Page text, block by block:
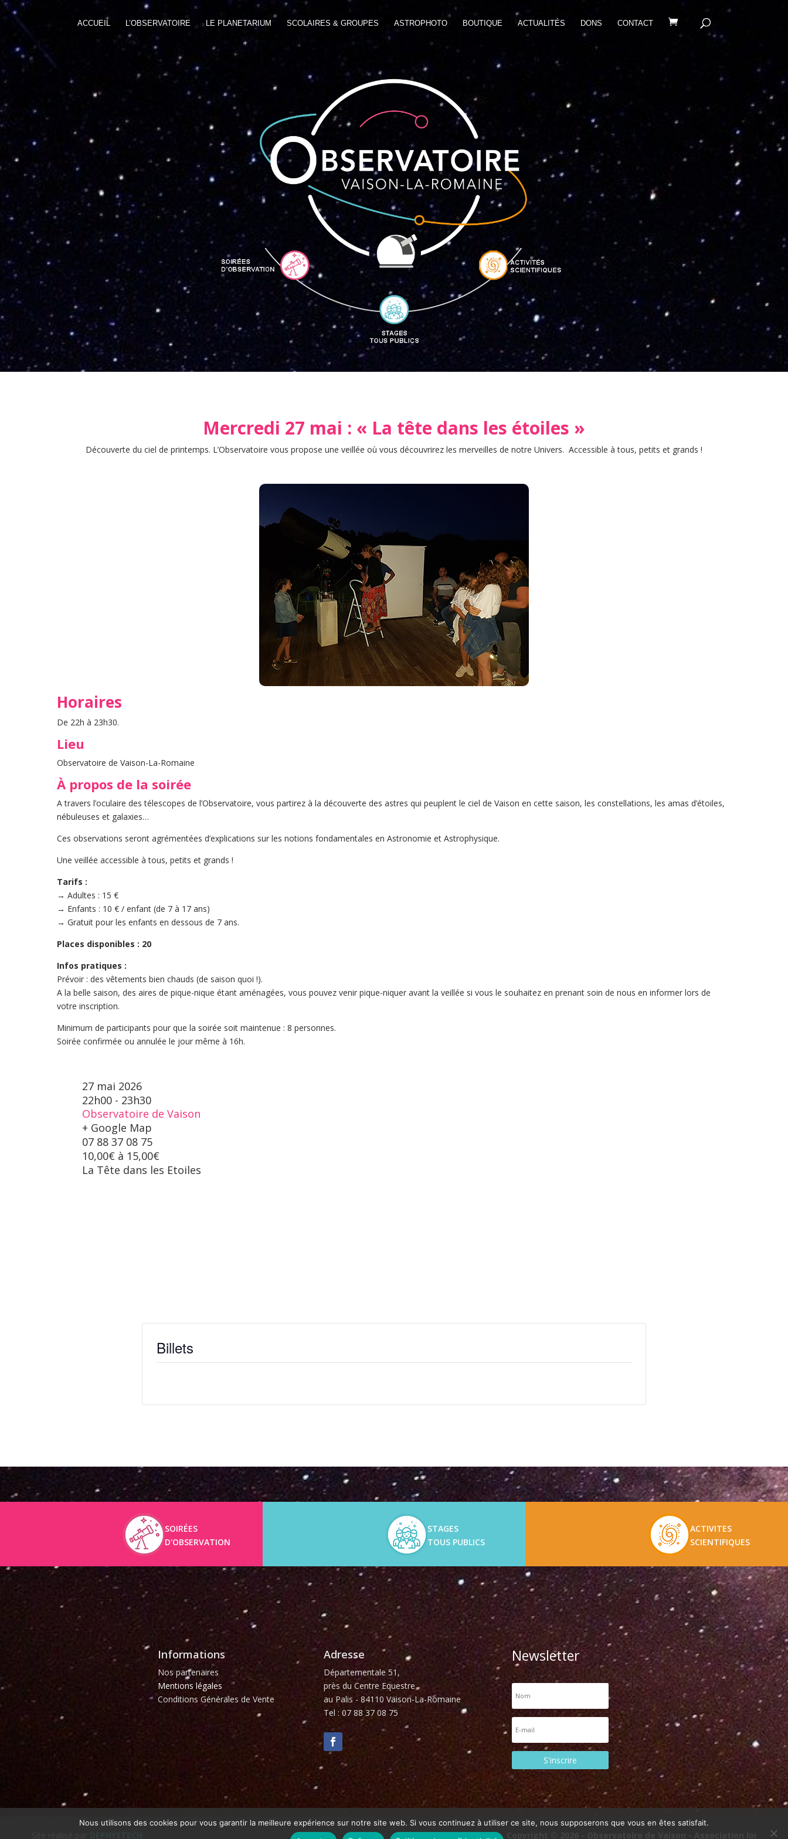
ACCUEIL L’OBSERVATOIRE LE PLANETARIUM SCOLAIRES & GROUPES ASTROPHOTO BOUTIQUE ACTUALITÉS DONS CONTACT
Mercredi 27 mai : « La tête dans les étoiles »
Découverte du ciel de printemps. L’Observatoire vous propose une veillée où vous découvrirez les merveilles de notre Univers. Accessible à tous, petits et grands !
Horaires
De 22h à 23h30.
Lieu
Observatoire de Vaison-La-Romaine
À propos de la soirée
A travers l’oculaire des télescopes de l’Observatoire, vous partirez à la découverte des astres qui peuplent le ciel de Vaison en cette saison, les constellations, les amas d’étoiles,
nébuleuses et galaxies…
Ces observations seront agrémentées d’explications sur les notions fondamentales en Astronomie et Astrophysique.
Une veillée accessible à tous, petits et grands !
Tarifs :
→ Adultes : 15 €
→ Enfants : 10 € / enfant (de 7 à 17 ans)
→ Gratuit pour les enfants en dessous de 7 ans.
Places disponibles : 20
Infos pratiques :
Prévoir : des vêtements bien chauds (de saison quoi !).
A la belle saison, des aires de pique-nique étant aménagées, vous pouvez venir pique-niquer avant la veillée si vous le souhaitez en prenant soin de nous en informer lors de
votre inscription.
Minimum de participants pour que la soirée soit maintenue : 8 personnes.
Soirée confirmée ou annulée le jour même à 16h.
27 mai 2026
22h00 - 23h30
Observatoire de Vaison
+ Google Map
07 88 37 08 75
10,00€ à 15,00€
La Tête dans les Etoiles
Billets
SOIRÉES
D'OBSERVATION
STAGES
TOUS PUBLICS
ACTIVITES
SCIENTIFIQUES
Informations
Nos partenaires
Mentions légales
Conditions Générales de Vente
Adresse
Départementale 51,
près du Centre Equestre
au Palis - 84110 Vaison-La-Romaine
Tel : 07 88 37 08 75
Newsletter
S'inscrire
Nous utilisons des cookies pour vous garantir la meilleure expérience sur notre site web. Si vous continuez à utiliser ce site, nous supposerons que vous en êtes satisfait.